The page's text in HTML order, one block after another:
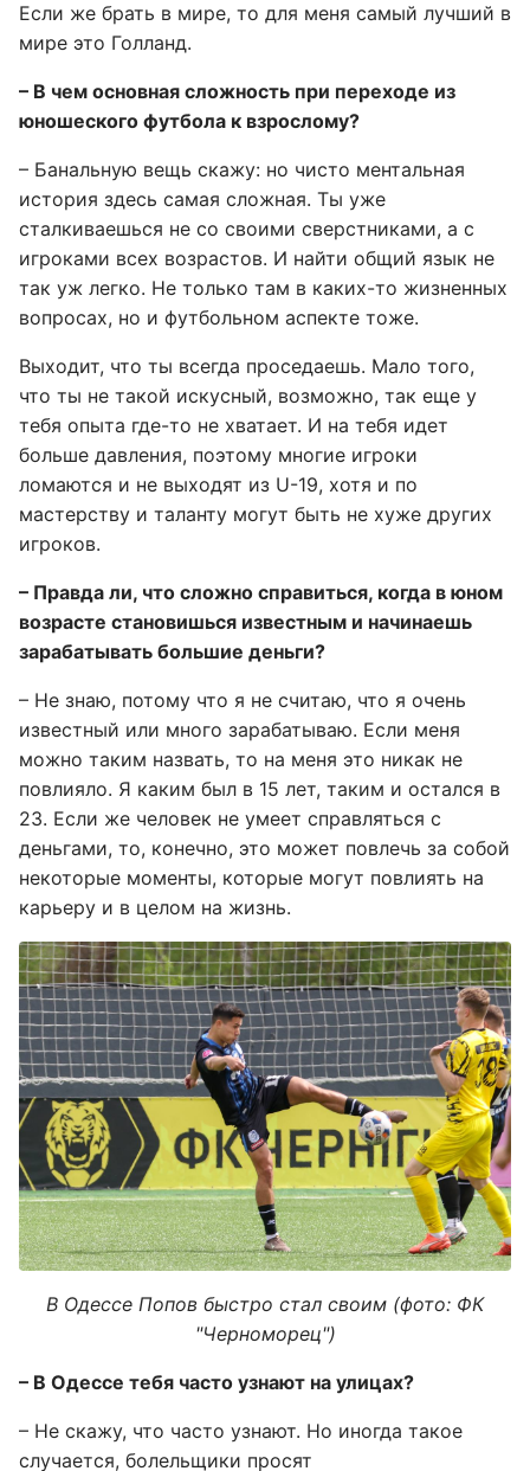
Если же брать в мире, то для меня самый лучший в
мире это Голланд.
– В чем основная сложность при переходе из
юношеского футбола к взрослому?
– Банальную вещь скажу: но чисто ментальная
история здесь самая сложная. Ты уже
сталкиваешься не со своими сверстниками, а с
игроками всех возрастов. И найти общий язык не
так уж легко. Не только там в каких-то жизненных
вопросах, но и футбольном аспекте тоже.
Выходит, что ты всегда проседаешь. Мало того,
что ты не такой искусный, возможно, так еще у
тебя опыта где-то не хватает. И на тебя идет
больше давления, поэтому многие игроки
ломаются и не выходят из U-19, хотя и по
мастерству и таланту могут быть не хуже других
игроков.
– Правда ли, что сложно справиться, когда в юном
возрасте становишься известным и начинаешь
зарабатывать большие деньги?
– Не знаю, потому что я не считаю, что я очень
известный или много зарабатываю. Если меня
можно таким назвать, то на меня это никак не
повлияло. Я каким был в 15 лет, таким и остался в
23. Если же человек не умеет справляться с
деньгами, то, конечно, это может повлечь за собой
некоторые моменты, которые могут повлиять на
карьеру и в целом на жизнь.
В Одессе Попов быстро стал своим (фото: ФК
"Черноморец")
– В Одессе тебя часто узнают на улицах?
– Не скажу, что часто узнают. Но иногда такое
случается, болельщики просят